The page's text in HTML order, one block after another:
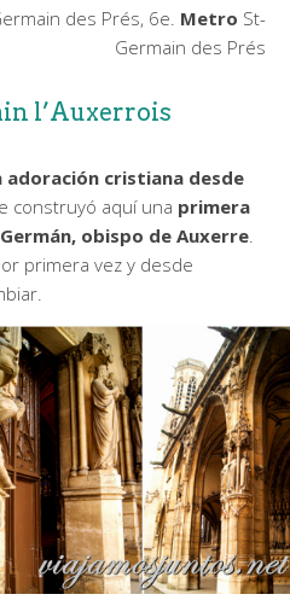
des Prés, 6e. Metro St-
Germain des Prés
l’Auxerrois
adoración cristiana desde
construyó aquí una primera
obispo de Auxerre.
primera vez y desde